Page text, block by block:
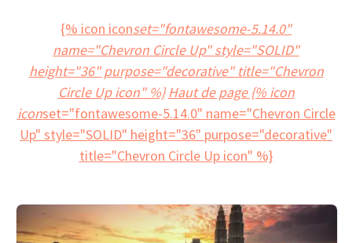
{% icon iconset="fontawesome-5.14.0"
name="Chevron Circle Up" style="SOLID"
height="36" purpose="decorative" title="Chevron
Circle Up icon" %} Haut de page {% icon
iconset="fontawesome-5.14.0" name="Chevron Circle
Up" style="SOLID" height="36" purpose="decorative"
title="Chevron Circle Up icon" %}